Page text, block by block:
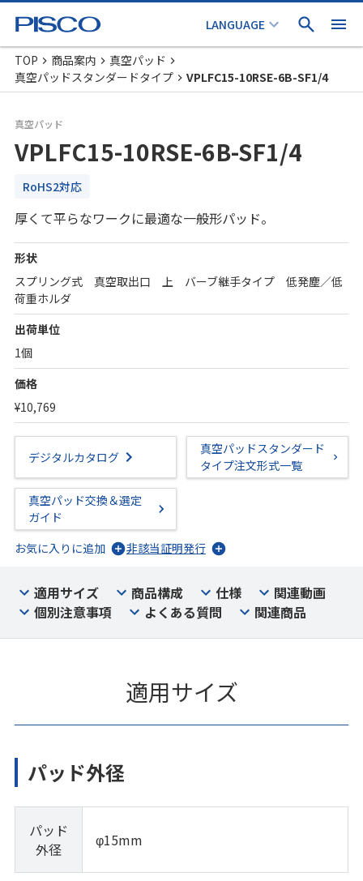
TOP 商品案内
真空パッド
真空パッドスタンダードタイプ
VPLFC15-10RSE-6B-SF1/4
真空パッド
VPLFC15-10RSE-6B-SF1/4
RoHS2対応
厚くて平らなワークに最適な一般形パッド。
形状
スプリング式 真空取出口 上 バーブ継手タイプ 低発塵／低
荷重ホルダ
出荷単位
1個
価格
¥10,769
デジタルカタログ
真空パッドスタンダード
タイプ注文形式一覧
真空パッド交換＆選定
ガイド
お気に入りに追加
非該当証明発行
適用サイズ 商品構成 仕様
関連動画
個別注意事項
よくある質問 関連商品
適用サイズ
パッド外径
パッド
外径
φ15mm